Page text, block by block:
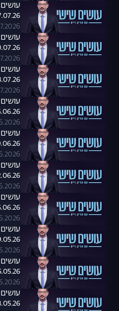
17.07.26 -
10.07.26 -
03.07.26 -
26.06.26 -
19.06.26-
12.06.26-
05.06.26 -
29.05.26 -
15.05.26 -
08.05.26 -